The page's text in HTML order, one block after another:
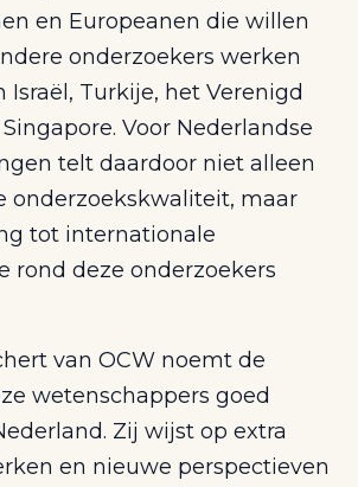
en Europeanen die willen
onderzoekers werken
Israël, Turkije, het Verenigd
Voor Nederlandse
telt daardoor niet alleen
onderzoekskwaliteit, maar
tot internationale
rond deze onderzoekers
van OCW noemt de
wetenschappers goed
Zij wijst op extra
en nieuwe perspectieven